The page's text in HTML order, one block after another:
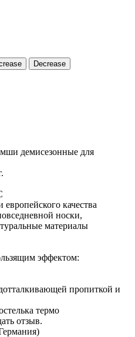
демисезонные для
качества
носки,
материалы
эффектом:
пропиткой и
термо
отзыв.